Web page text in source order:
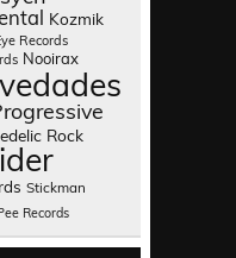
Kozmik
Records
Nooirax
Rock
Stickman
Records